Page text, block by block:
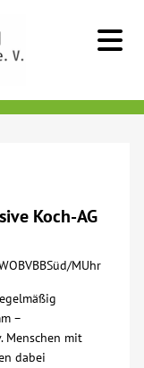
Koch-AG
MUhr
–
Menschen mit
dabei